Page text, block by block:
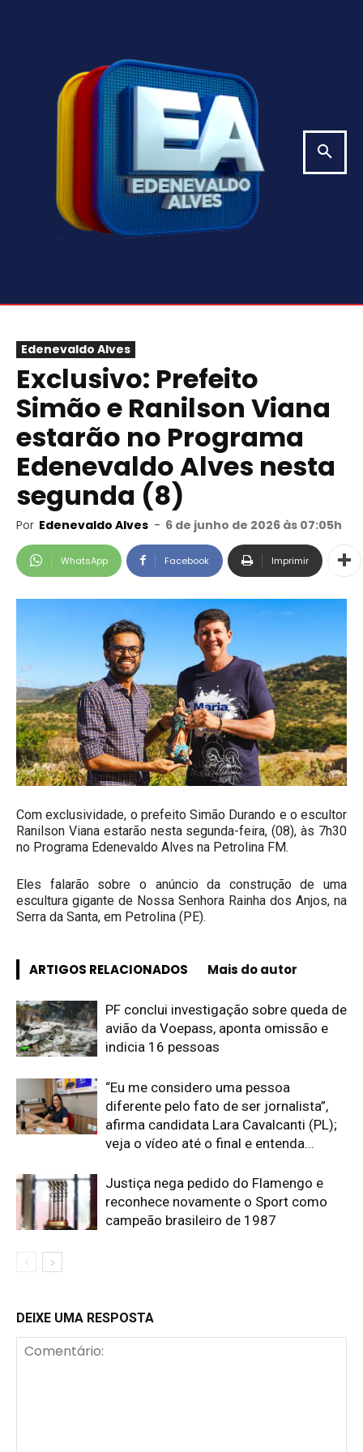
Edenevaldo Alves
Exclusivo: Prefeito
Simão e Ranilson Viana
estarão no Programa
Edenevaldo Alves nesta
segunda (8)
Por Edenevaldo Alves - 6 de junho de 2026 às 07:05h
WhatsApp Facebook Imprimir
Com exclusividade, o prefeito Simão Durando e o escultor
Ranilson Viana estarão nesta segunda-feira, (08), às 7h30
no Programa Edenevaldo Alves na Petrolina FM.
Eles falarão sobre o anúncio da construção de uma
escultura gigante de Nossa Senhora Rainha dos Anjos, na
Serra da Santa, em Petrolina (PE).
ARTIGOS RELACIONADOS Mais do autor
PF conclui investigação sobre queda de
avião da Voepass, aponta omissão e
indicia 16 pessoas
“Eu me considero uma pessoa
diferente pelo fato de ser jornalista”,
afirma candidata Lara Cavalcanti (PL);
veja o vídeo até o final e entenda...
Justiça nega pedido do Flamengo e
reconhece novamente o Sport como
campeão brasileiro de 1987
DEIXE UMA RESPOSTA